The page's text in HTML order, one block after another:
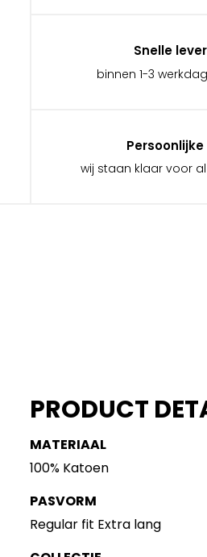
Snelle
binnen 1-3
wij staan klaar voor
PRODUCT
MATERIAAL
100% Katoen
PASVORM
Regular fit Extra lang